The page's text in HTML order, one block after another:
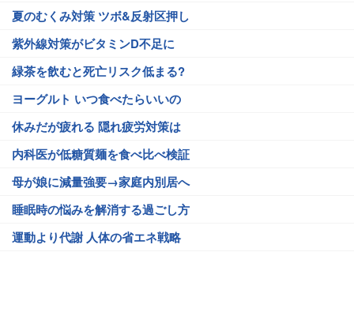
夏のむくみ対策 ツボ&反射区押し
紫外線対策がビタミンD不足に
緑茶を飲むと死亡リスク低まる?
ヨーグルト いつ食べたらいいの
休みだが疲れる 隠れ疲労対策は
内科医が低糖質麺を食べ比べ検証
母が娘に減量強要→家庭内別居へ
睡眠時の悩みを解消する過ごし方
運動より代謝 人体の省エネ戦略